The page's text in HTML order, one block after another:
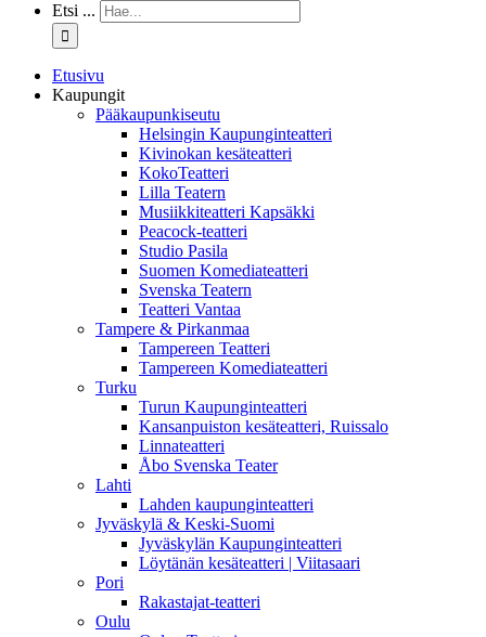
Etsi ...
Etusivu
Kaupungit
Pääkaupunkiseutu
Helsingin Kaupunginteatteri
Kivinokan kesäteatteri
KokoTeatteri
Lilla Teatern
Musiikkiteatteri Kapsäkki
Peacock-teatteri
Studio Pasila
Suomen Komediateatteri
Svenska Teatern
Teatteri Vantaa
Tampere & Pirkanmaa
Tampereen Teatteri
Tampereen Komediateatteri
Turku
Turun Kaupunginteatteri
Kansanpuiston kesäteatteri, Ruissalo
Linnateatteri
Åbo Svenska Teater
Lahti
Lahden kaupunginteatteri
Jyväskylä & Keski-Suomi
Jyväskylän Kaupunginteatteri
Löytänän kesäteatteri | Viitasaari
Pori
Rakastajat-teatteri
Oulu